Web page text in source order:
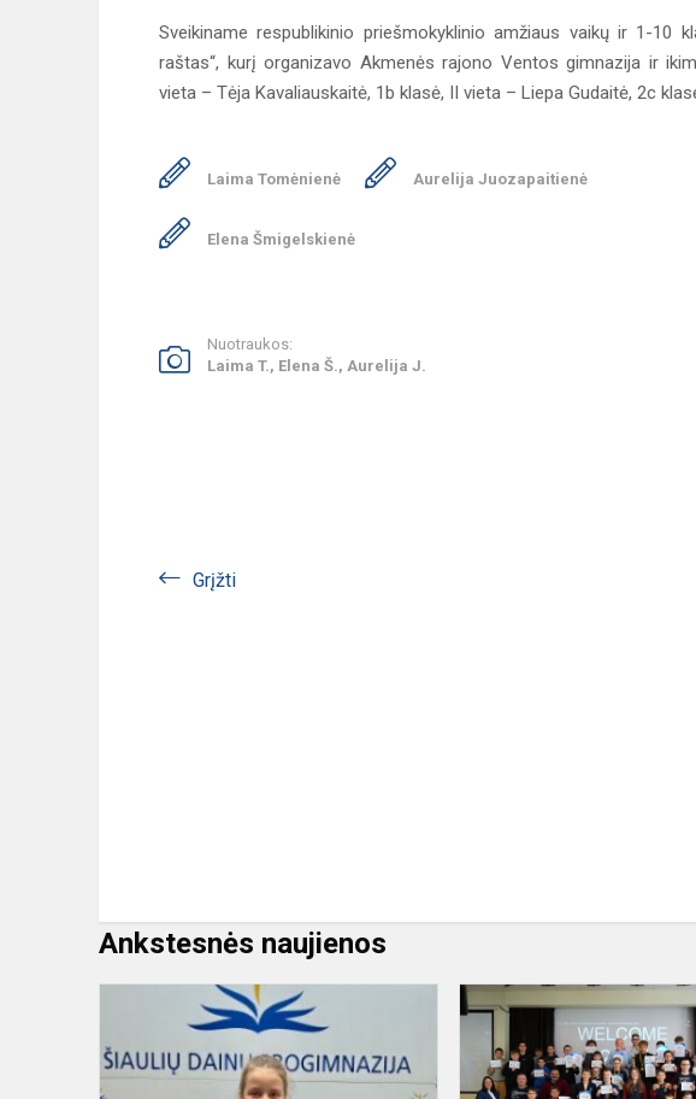
Sveikiname respublikinio priešmokyklinio amžiaus vaikų ir 1-10
raštas“, kurį organizavo Akmenės rajono Ventos gimnazija ir
vieta – Tėja Kavaliauskaitė, 1b klasė, II vieta – Liepa Gudaitė, 2c
Laima Tomėnienė Aurelija Juozapaitienė
Elena Šmigelskienė
Nuotraukos:
Laima T., Elena Š., Aurelija J.
Grįžti
Ankstesnės naujienos
Respublikinio
klasių